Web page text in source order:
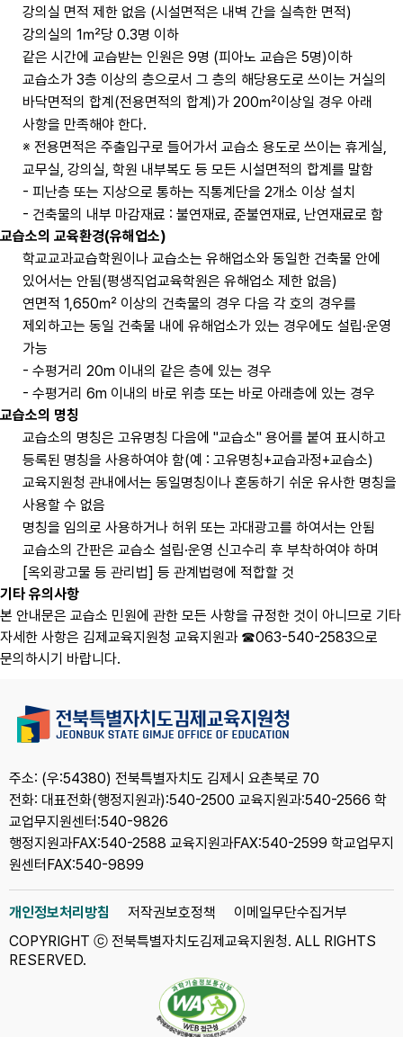
강의실 면적 제한 없음 (시설면적은 내벽 간을 실측한 면적)
강의실의 1㎡당 0.3명 이하
같은 시간에 교습받는 인원은 9명 (피아노 교습은 5명)이하
교습소가 3층 이상의 층으로서 그 층의 해당용도로 쓰이는 거실의
바닥면적의 합계(전용면적의 합계)가 200㎡이상일 경우 아래
사항을 만족해야 한다.
※ 전용면적은 주출입구로 들어가서 교습소 용도로 쓰이는 휴게실,
교무실, 강의실, 학원 내부복도 등 모든 시설면적의 합계를 말함
- 피난층 또는 지상으로 통하는 직통계단을 2개소 이상 설치
- 건축물의 내부 마감재료 : 불연재료, 준불연재료, 난연재료로 함
교습소의 교육환경(유해업소)
학교교과교습학원이나 교습소는 유해업소와 동일한 건축물 안에
있어서는 안됨(평생직업교육학원은 유해업소 제한 없음)
연면적 1,650㎡ 이상의 건축물의 경우 다음 각 호의 경우를
제외하고는 동일 건축물 내에 유해업소가 있는 경우에도 설립·운영
가능
- 수평거리 20m 이내의 같은 층에 있는 경우
- 수평거리 6m 이내의 바로 위층 또는 바로 아래층에 있는 경우
교습소의 명칭
교습소의 명칭은 고유명칭 다음에 "교습소" 용어를 붙여 표시하고
등록된 명칭을 사용하여야 함(예 : 고유명칭+교습과정+교습소)
교육지원청 관내에서는 동일명칭이나 혼동하기 쉬운 유사한 명칭을
사용할 수 없음
명칭을 임의로 사용하거나 허위 또는 과대광고를 하여서는 안됨
교습소의 간판은 교습소 설립·운영 신고수리 후 부착하여야 하며
[옥외광고물 등 관리법] 등 관계법령에 적합할 것
기타 유의사항
본 안내문은 교습소 민원에 관한 모든 사항을 규정한 것이 아니므로 기타
자세한 사항은 김제교육지원청 교육지원과 ☎063-540-2583으로
문의하시기 바랍니다.
주소: (우:54380) 전북특별자치도 김제시 요촌북로 70
전화: 대표전화(행정지원과):540-2500 교육지원과:540-2566 학
교업무지원센터:540-9826
행정지원과FAX:540-2588 교육지원과FAX:540-2599 학교업무지
원센터FAX:540-9899
개인정보처리방침 저작권보호정책
이메일무단수집거부
COPYRIGHT ⓒ 전북특별자치도김제교육지원청. ALL RIGHTS
RESERVED.